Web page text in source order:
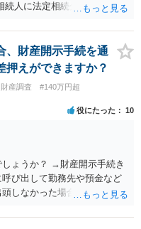
続人に法定相続分に応じて請
求していくか、それが難しい
いかと思います。
、財産開示手続を通
押えができますか？
産調査
#140万円超
役にたった 10
ょうか？ →財産開示手続き
び出して勤務先や預金など
しなかった場合や虚偽の回
先を知ることができます。